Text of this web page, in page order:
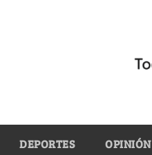
DEPORTES OPINIÓN